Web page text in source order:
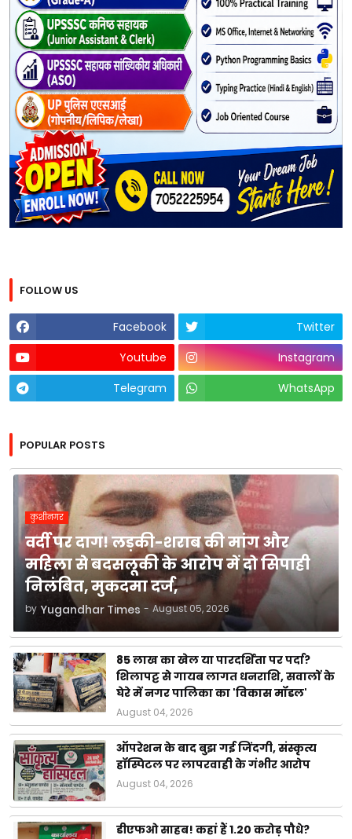
FOLLOW US
Facebook
Twitter
Youtube
Instagram
Telegram
WhatsApp
POPULAR POSTS
कुशीनगर
वर्दी पर दाग! लड़की-शराब की मांग और
महिला से बदसलूकी के आरोप में दो सिपाही
निलंबित, मुकदमा दर्ज,
by Yugandhar Times - August 05, 2026
85 लाख का खेल या पारदर्शिता पर पर्दा?
शिलापट्ट से गायब लागत धनराशि, सवालों के
घेरे में नगर पालिका का 'विकास मॉडल'
August 04, 2026
ऑपरेशन के बाद बुझ गई जिंदगी, संस्कृत्य
हॉस्पिटल पर लापरवाही के गंभीर आरोप
August 04, 2026
डीएफओ साहब! कहां हैं 1.20 करोड़ पौधे?